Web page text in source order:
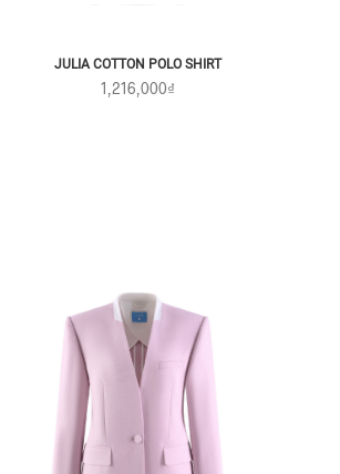
JULIA COTTON POLO SHIRT
1,216,000₫